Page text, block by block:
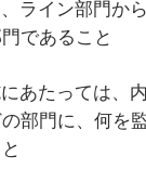
ライン部門か
であること
あたっては、
部門に、何を